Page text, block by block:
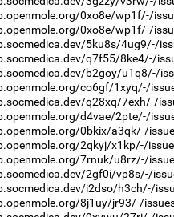
0xo8e/wp1f/-/
0xo8e/wp1f/-/
5ku8s/4ug9/-/
q7f55/8ke4/-/
b2goy/u1q8/-/
co6gf/1xyq/-/
q28xq/7exh/-/
d4vae/2pte/-/
0bkix/a3qk/-/
2qkyj/x1kp/-/
7rnuk/u8rz/-/
2gf0i/vp8s/-/
i2dso/h3ch/-/
8j1uy/jr93/-/